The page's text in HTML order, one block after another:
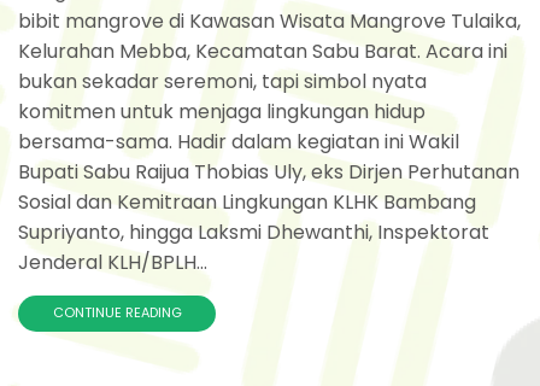
bibit mangrove di Kawasan Wisata Mangrove Tulaika,
Kelurahan Mebba, Kecamatan Sabu Barat. Acara ini
bukan sekadar seremoni, tapi simbol nyata
komitmen untuk menjaga lingkungan hidup
bersama-sama. Hadir dalam kegiatan ini Wakil
Bupati Sabu Raijua Thobias Uly, eks Dirjen Perhutanan
Sosial dan Kemitraan Lingkungan KLHK Bambang
Supriyanto, hingga Laksmi Dhewanthi, Inspektorat
Jenderal KLH/BPLH...
CONTINUE READING